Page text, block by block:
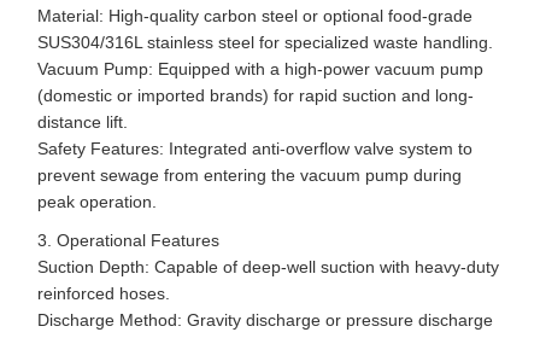
Material: High-quality carbon steel or optional food-grade
SUS304/316L stainless steel for specialized waste handling.
Vacuum Pump: Equipped with a high-power vacuum pump
(domestic or imported brands) for rapid suction and long-
distance lift.
Safety Features: Integrated anti-overflow valve system to
prevent sewage from entering the vacuum pump during
peak operation.
3. Operational Features
Suction Depth: Capable of deep-well suction with heavy-duty
reinforced hoses.
Discharge Method: Gravity discharge or pressure discharge